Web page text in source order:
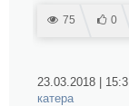
75 0
23.03.2018 |
катера